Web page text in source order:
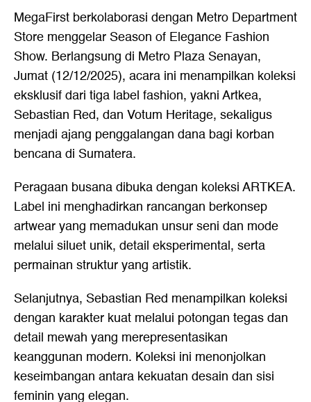
MegaFirst berkolaborasi dengan Metro Department
Store menggelar Season of Elegance Fashion
Show. Berlangsung di Metro Plaza Senayan,
Jumat (12/12/2025), acara ini menampilkan koleksi
eksklusif dari tiga label fashion, yakni Artkea,
Sebastian Red, dan Votum Heritage, sekaligus
menjadi ajang penggalangan dana bagi korban
bencana di Sumatera.
Peragaan busana dibuka dengan koleksi ARTKEA.
Label ini menghadirkan rancangan berkonsep
artwear yang memadukan unsur seni dan mode
melalui siluet unik, detail eksperimental, serta
permainan struktur yang artistik.
Selanjutnya, Sebastian Red menampilkan koleksi
dengan karakter kuat melalui potongan tegas dan
detail mewah yang merepresentasikan
keanggunan modern. Koleksi ini menonjolkan
keseimbangan antara kekuatan desain dan sisi
feminin yang elegan.